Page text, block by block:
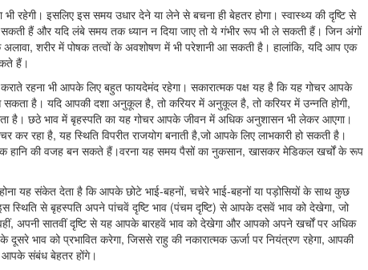
रहेगी। इसलिए इस समय उधार देने या लेने से बचना ही बेहतर होगा। स्वास्थ्य की दृष्टि से
हैं और यदि लंबे समय तक ध्यान न दिया जाए तो ये गंभीर रूप भी ले सकती हैं। जिन अंगों
शरीर में पोषक तत्वों के अवशोषण में भी परेशानी आ सकती है। हालांकि, यदि आप एक
हैं।
रहना भी आपके लिए बहुत फायदेमंद रहेगा। सकारात्मक पक्ष यह है कि यह गोचर आपके
आ सकता है। यदि आपकी दशा अनुकूल है, तो करियर में अनुकूल है, तो करियर में उन्नति होगी,
है। छठे भाव में बृहस्पति का यह गोचर आपके जीवन में अधिक अनुशासन भी लेकर आएगा।
रहा है, यह स्थिति विपरीत राजयोग बनाती है,जो आपके लिए लाभकारी हो सकती है।
हानि की वजह बन सकते हैं।वरना यह समय पैसों का नुकसान, खासकर मेडिकल खर्चों के रूप
यह संकेत देता है कि आपके छोटे भाई-बहनों, चचेरे भाई-बहनों या पड़ोसियों के साथ कुछ
से बृहस्पति अपने पांचवें दृष्टि भाव (पंचम दृष्टि) से आपके दसवें भाव को देखेगा, जो
अपनी सातवीं दृष्टि से यह आपके बारहवें भाव को देखेगा और आपको अपने खर्चों पर अधिक
भाव को प्रभावित करेगा, जिससे राहु की नकारात्मक ऊर्जा पर नियंत्रण रहेगा, आपकी
आपके संबंध बेहतर होंगे।